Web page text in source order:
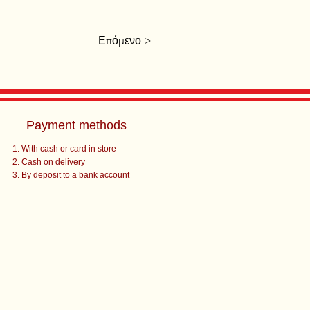
Επόμενο >
Payment methods
With cash or card in store
Cash on delivery
By deposit to a bank account